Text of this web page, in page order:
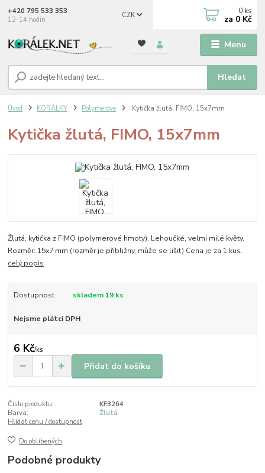
Menu
CZK
Hledat
+420 795 533 353
12-14 hodin
0 ks
za 0 Kč
Úvod KORÁLKY Polymerové Kytička žlutá, FIMO, 15x7mm
Kytička žlutá, FIMO, 15x7mm
Žlutá, kytička z FIMO (polymerové hmoty). Lehoučké, velmi milé květy.
Rozměr: 15x7 mm (rozměr je přibližny, může se lišit) Cena je za 1 kus.
celý popis
Dostupnost skladem 19 ks
Nejsme plátci DPH
6 Kč/ks
Přidat do košíku
Číslo produktu:
KF3264
Barva:
Žlutá
Hlídat cenu / dostupnost
Do oblíbených
Podobné produkty